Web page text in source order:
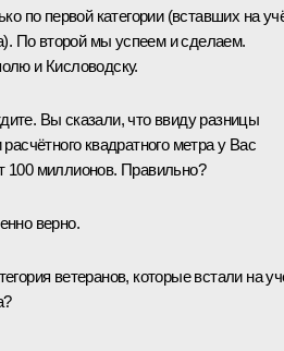
по первой категории (вставших на
По второй мы успеем и сделаем.
и Кисловодску.
Вы сказали, что ввиду разницы
квадратного метра у Вас
100 миллионов. Правильно?
верно.
ветеранов, которые встали на